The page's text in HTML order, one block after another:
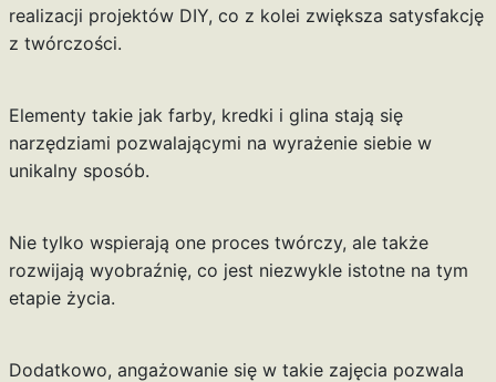
realizacji projektów DIY, co z kolei zwiększa satysfakcję
z twórczości.
Elementy takie jak farby, kredki i glina stają się
narzędziami pozwalającymi na wyrażenie siebie w
unikalny sposób.
Nie tylko wspierają one proces twórczy, ale także
rozwijają wyobraźnię, co jest niezwykle istotne na tym
etapie życia.
Dodatkowo, angażowanie się w takie zajęcia pozwala